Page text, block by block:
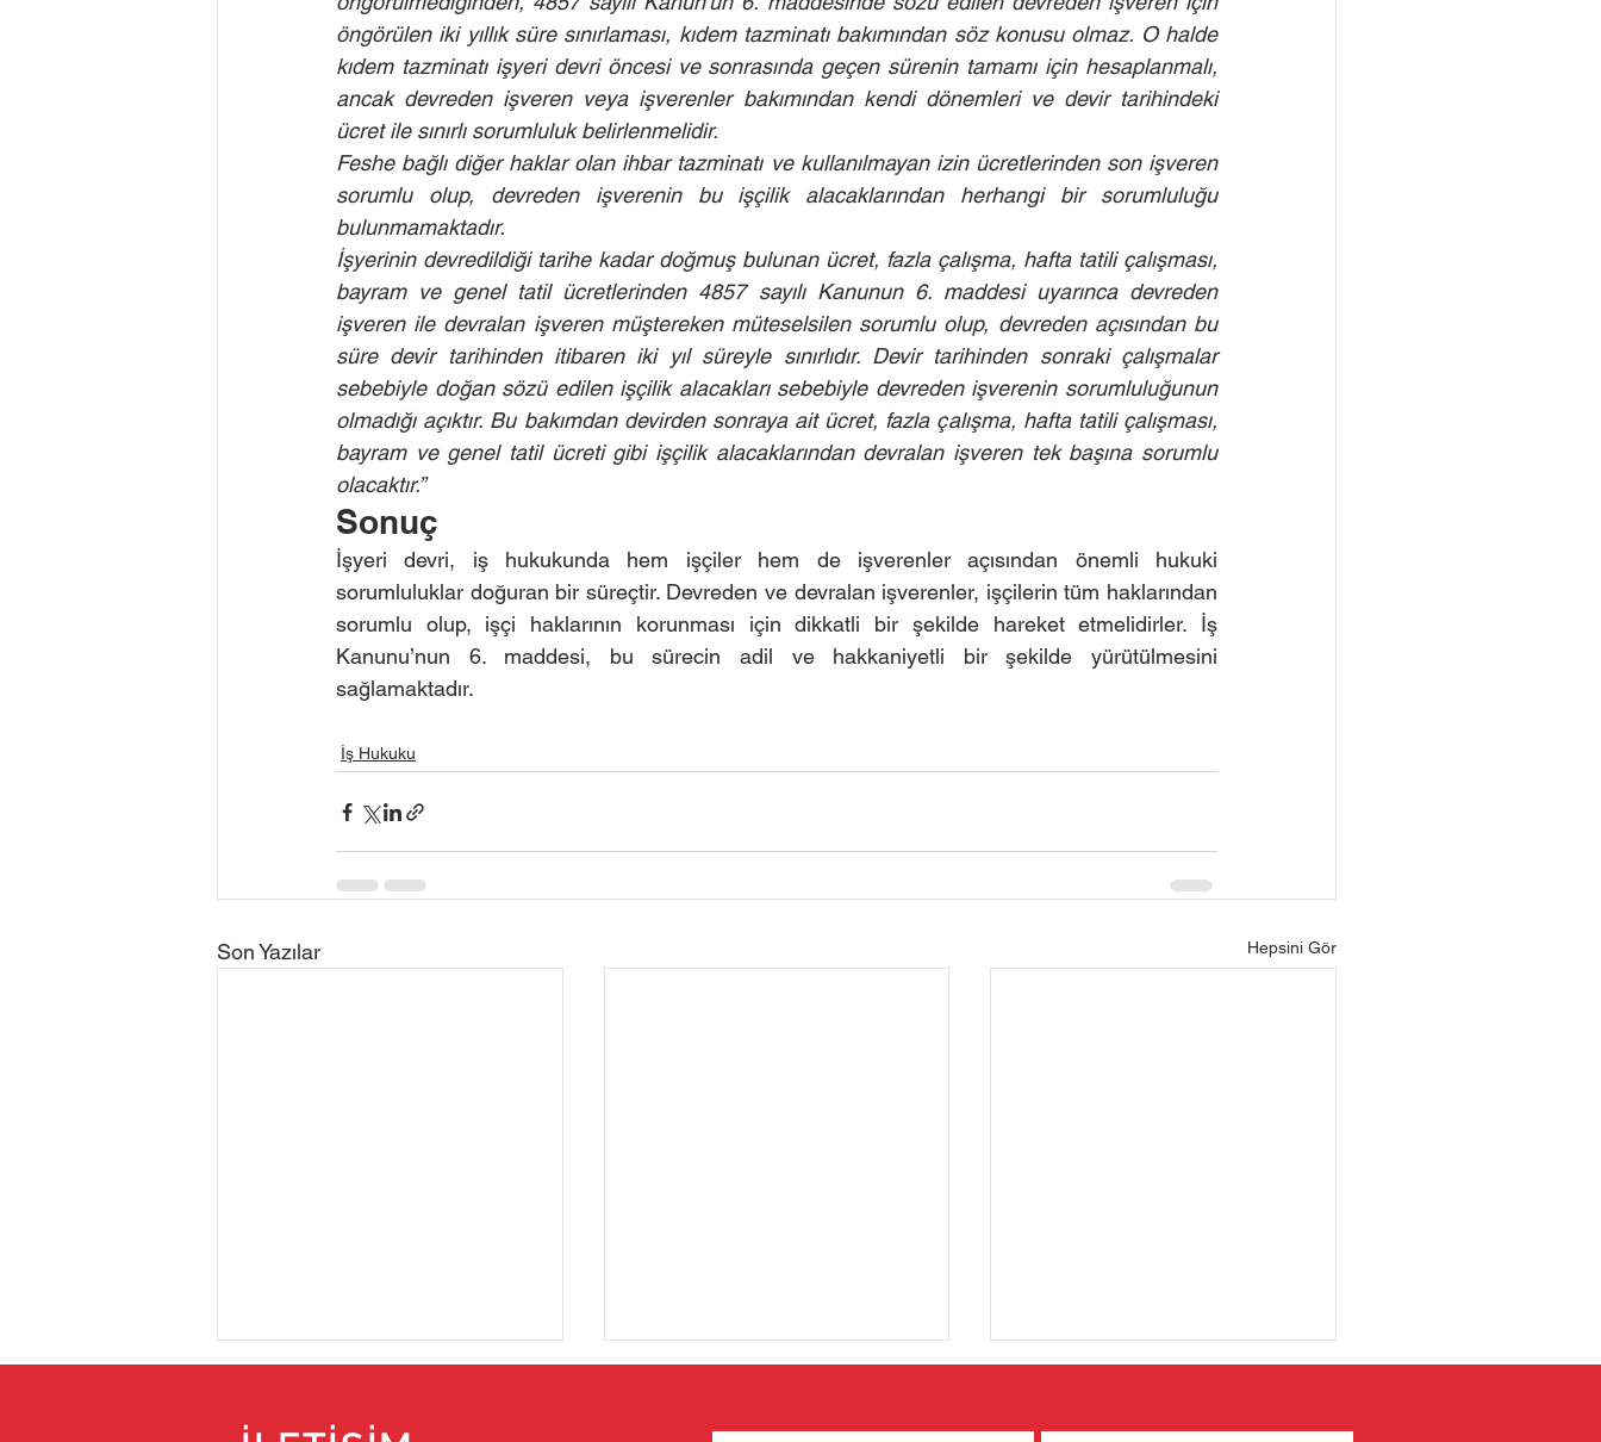
öngörülen iki yıllık süre sınırlaması, kıdem tazminatı bakımından söz konusu olmaz. O halde
kıdem tazminatı işyeri devri öncesi ve sonrasında geçen sürenin tamamı için hesaplanmalı,
ancak devreden işveren veya işverenler bakımından kendi dönemleri ve devir tarihindeki
ücret ile sınırlı sorumluluk belirlenmelidir.
Feshe bağlı diğer haklar olan ihbar tazminatı ve kullanılmayan izin ücretlerinden son işveren
sorumlu olup, devreden işverenin bu işçilik alacaklarından herhangi bir sorumluluğu
bulunmamaktadır.
İşyerinin devredildiği tarihe kadar doğmuş bulunan ücret, fazla çalışma, hafta tatili çalışması,
bayram ve genel tatil ücretlerinden 4857 sayılı Kanunun 6. maddesi uyarınca devreden
işveren ile devralan işveren müştereken müteselsilen sorumlu olup, devreden açısından bu
süre devir tarihinden itibaren iki yıl süreyle sınırlıdır. Devir tarihinden sonraki çalışmalar
sebebiyle doğan sözü edilen işçilik alacakları sebebiyle devreden işverenin sorumluluğunun
olmadığı açıktır. Bu bakımdan devirden sonraya ait ücret, fazla çalışma, hafta tatili çalışması,
bayram ve genel tatil ücreti gibi işçilik alacaklarından devralan işveren tek başına sorumlu
olacaktır.”
Sonuç
İşyeri devri, iş hukukunda hem işçiler hem de işverenler açısından önemli hukuki
sorumluluklar doğuran bir süreçtir. Devreden ve devralan işverenler, işçilerin tüm haklarından
sorumlu olup, işçi haklarının korunması için dikkatli bir şekilde hareket etmelidirler. İş
Kanunu’nun 6. maddesi, bu sürecin adil ve hakkaniyetli bir şekilde yürütülmesini
sağlamaktadır.
İş Hukuku
Son Yazılar Hepsini Gör